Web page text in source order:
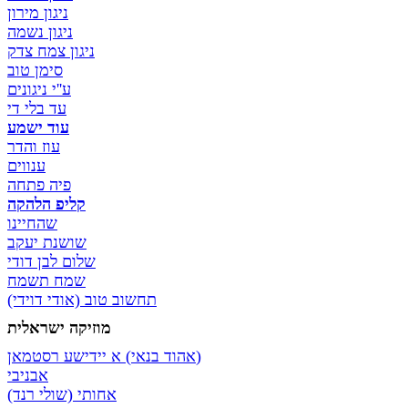
ניגון מירון
ניגון נשמה
ניגון צמח צדק
סימן טוב
ע''י ניגונים
עד בלי די
עוד ישמע
עוז והדר
ענווים
פיה פתחה
קליפ הלהקה
שהחיינו
שושנת יעקב
שלום לבן דודי
שמח תשמח
תחשוב טוב (אודי דוידי)
מוזיקה ישראלית
א יידישע רסטמאן‎ (אהוד בנאי)
אבניבי
אחותי (שולי רנד)